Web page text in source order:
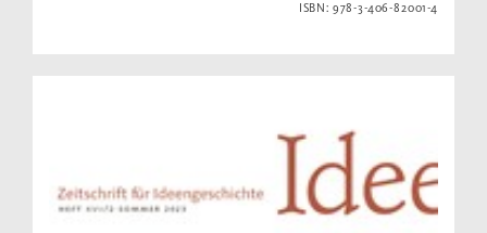
ISBN: 978-3-406-82001-4